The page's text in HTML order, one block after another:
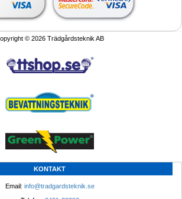
© 2026 Trädgårdsteknik AB
KONTAKT
Email: info@tradgardsteknik.se